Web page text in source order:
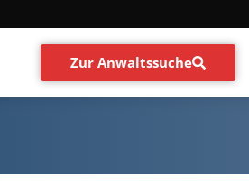
Zur Anwaltssuche